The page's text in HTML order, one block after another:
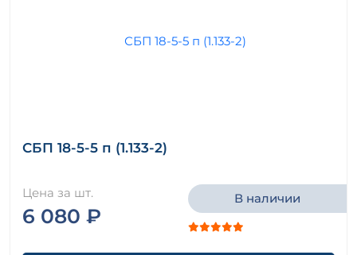
СБП 18-5-5 п (1.133-2)
Цена за шт.
6 080 ₽
В наличии